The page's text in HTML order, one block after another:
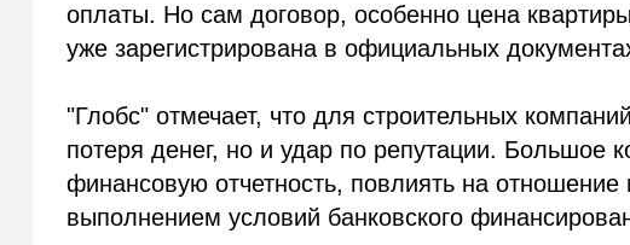
оплаты. Но сам договор, особенно цена
уже зарегистрирована в официальных
"Глобс" отмечает, что для строительных
потеря денег, но и удар по репутации. Большое
финансовую отчетность, повлиять на
выполнением условий банковского